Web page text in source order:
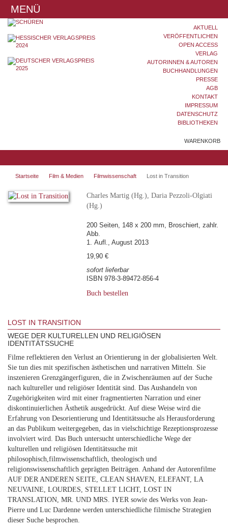
MENÜ
AKTUELL
VERÖFFENTLICHEN
OPEN ACCESS
VERLAG
AUTORINNEN & AUTOREN
BUCHHANDLUNGEN
PRESSE
AGB
KONTAKT
IMPRESSUM
DATENSCHUTZ
BIBLIOTHEKEN
WARENKORB
Startseite Film & Medien Filmwissenschaft Lost in Transition
Charles Martig (Hg.), Daria Pezzoli-Olgiati
(Hg.)
200 Seiten, 148 x 200 mm, Broschiert, zahlr.
Abb.
1. Aufl., August 2013
19,90 €
sofort lieferbar
ISBN 978-3-89472-856-4
Buch bestellen
LOST IN TRANSITION
WEGE DER KULTURELLEN UND RELIGIÖSEN
IDENTITÄTSSUCHE
Filme reflektieren den Verlust an Orientierung in der globalisierten Welt.
Sie tun dies mit spezifischen ästhetischen und narrativen Mitteln. Sie
inszenieren Grenzgängerfiguren, die in Zwischenräumen auf der Suche
nach kultureller und religiöser Identität sind. Das Aushandeln von
Zugehörigkeiten wird mit einer fragmentierten Narration und einer
diskontinuierlichen Ästhetik ausgedrückt. Auf diese Weise wird die
Erfahrung von Desorientierung und Identitätssuche als Herausforderung
an das Publikum weitergegeben, das in vielschichtige Rezeptionsprozesse
involviert wird. Das Buch untersucht unterschiedliche Wege der
kulturellen und religiösen Identitätssuche mit
philosophisch,filmwissenschaftlich, theologisch und
religionswissenschaftlich geprägten Beiträgen. Anhand der Autorenfilme
AUF DER ANDEREN SEITE, CLEAN SHAVEN, ELEFANT, LA
NEUVAINE, LOURDES, STELLET LICHT, LOST IN
TRANSLATION, MR. UND MRS. IYER sowie des Werks von Jean-
Pierre und Luc Dardenne werden unterschiedliche filmische Strategien
dieser Suche besprochen.